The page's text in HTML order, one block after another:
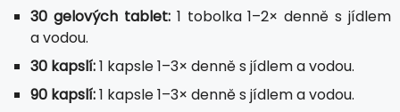
30 gelových tablet:1 tobolka 1–2× denně s jídlem
a vodou.
30 kapslí:1 kapsle 1–3× denně s jídlem a vodou.
90 kapslí:1 kapsle 1–3× denně s jídlem a vodou.